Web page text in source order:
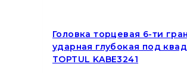
Головка торцевая 6-ти
ударная глубокая под
TOPTUL KABE3241